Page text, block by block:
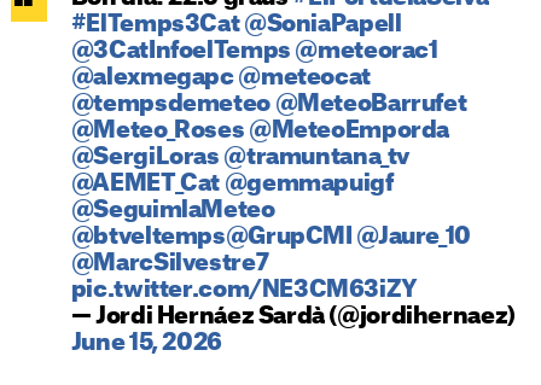
#ElTemps3Cat @SoniaPapell
@3CatInfoelTemps @meteorac1
@alexmegapc @meteocat
@tempsdemeteo @MeteoBarrufet
@Meteo_Roses @MeteoEmporda
@SergiLoras @tramuntana_tv
@AEMET_Cat @gemmapuigf
@SeguimlaMeteo
@btveltemps@GrupCMI
@Jaure_10
@MarcSilvestre7
pic.twitter.com/NE3CM63iZY
— Jordi Hernáez Sardà (@jordihernaez)
June 15, 2026